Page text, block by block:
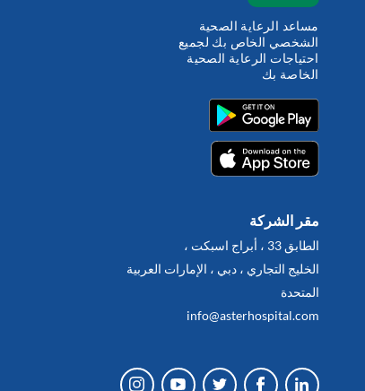
مساعد الرعاية الصحية
الشخصي الخاص بك لجميع
احتياجات الرعاية الصحية
الخاصة بك
مقر الشركة
الطابق 33 ، أبراج اسبكت ،
الخليج التجاري ، دبي ، الإمارات العربية
المتحدة
info@asterhospital.com